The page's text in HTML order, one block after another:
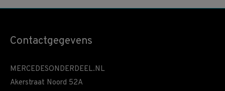
Contactgegevens
MERCEDESONDERDEEL.NL
Akerstraat Noord 52A